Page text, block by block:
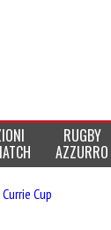
RUGBY
AZZURRO
Currie Cup